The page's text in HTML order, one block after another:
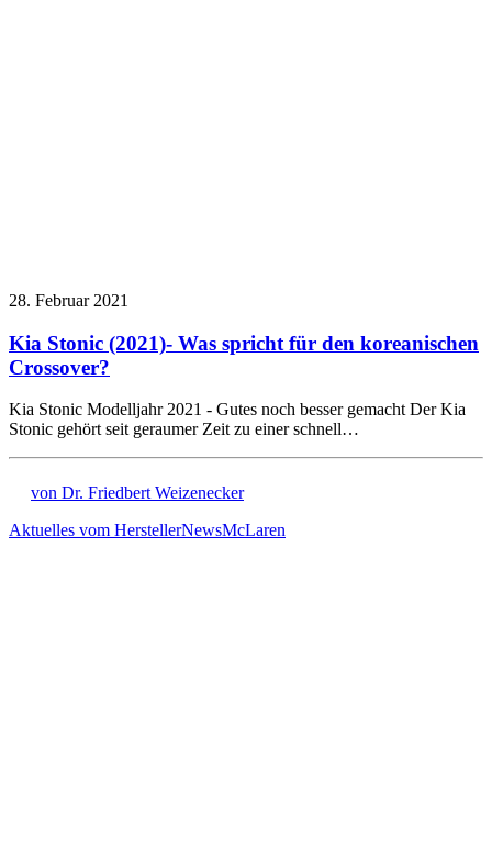
28. Februar 2021
Kia Stonic (2021)- Was spricht für den koreanischen
Crossover?
Kia Stonic Modelljahr 2021 - Gutes noch besser gemacht Der Kia
Stonic gehört seit geraumer Zeit zu einer schnell…
von Dr. Friedbert Weizenecker
Aktuelles vom HerstellerNewsMcLaren